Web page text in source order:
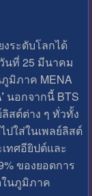
ระดับโลกได้
ที่ 25 มีนาคม
มิภาค MENA
นอกจากนี้ BTS
สต์ต่าง ๆ ทั่วทั้ง
ปใส่ในเพลย์ลิสต์
ทศอียิปต์และ
ของยอดการ
ในภูมิภาค